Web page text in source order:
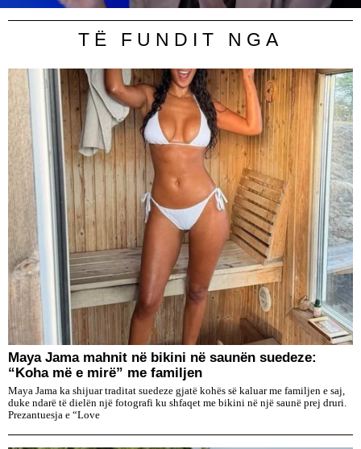
TË FUNDIT NGA
Maya Jama mahnit në bikini në saunën suedeze:
“Koha më e mirë” me familjen
Maya Jama ka shijuar traditat suedeze gjatë kohës së kaluar me familjen e saj,
duke ndarë të dielën një fotografi ku shfaqet me bikini në një saunë prej druri.
Prezantuesja e “Love